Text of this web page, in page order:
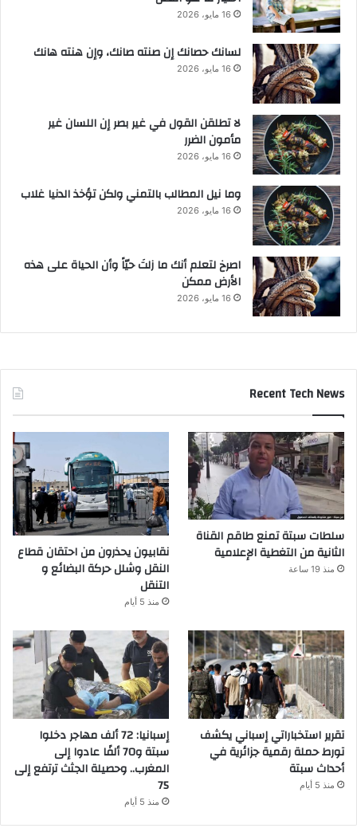
16 مايو، 2026
لسانك حصانك إن صنته صانك، وإن هنته هانك
16 مايو، 2026
لا تطلقن القول في غير بصر إن اللسان غير
مأمون الضرر
16 مايو، 2026
وما نيل المطالب بالتمني ولكن تؤخذ الدنيا غلاب
16 مايو، 2026
‫اصرخ لتعلم أنك ما زلتَ حيّاً وأن الحياة على هذه
الأرض ممكن
16 مايو، 2026
Recent Tech News
سلطات سبتة تمنع طاقم القناة
الثانية من التغطية الإعلامية
منذ 19 ساعة
نقابيون يحذرون من احتقان قطاع
النقل وشلل حركة البضائع و
التنقل
منذ 5 أيام
تقرير استخباراتي إسباني يكشف
تورط حملة رقمية جزائرية في
أحداث سبتة
منذ 5 أيام
إسبانيا: 72 ألف مهاجر دخلوا
سبتة و70 ألفًا عادوا إلى
المغرب.. وحصيلة الجثث ترتفع إلى
75
منذ 5 أيام